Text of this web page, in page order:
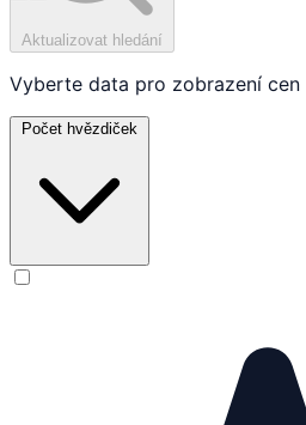
Aktualizovat hledání
Vyberte data pro zobrazení cen